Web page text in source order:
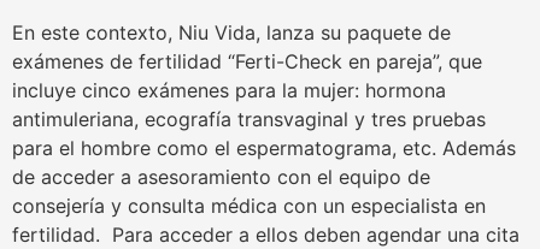
En este contexto, Niu Vida, lanza su paquete de
exámenes de fertilidad “Ferti-Check en pareja”, que
incluye cinco exámenes para la mujer: hormona
antimuleriana, ecografía transvaginal y tres pruebas
para el hombre como el espermatograma, etc. Además
de acceder a asesoramiento con el equipo de
consejería y consulta médica con un especialista en
fertilidad. Para acceder a ellos deben agendar una cita